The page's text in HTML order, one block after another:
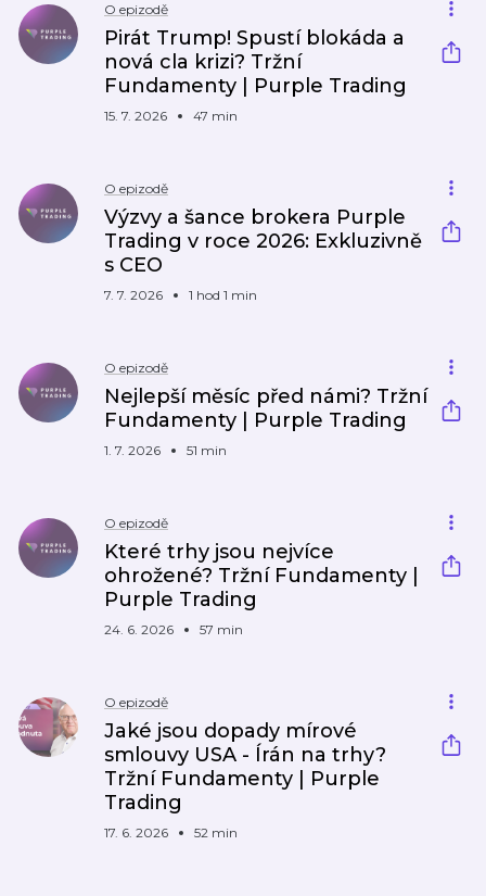
O epizodě
Pirát Trump! Spustí blokáda a
nová cla krizi? Tržní
Fundamenty | Purple Trading
15. 7. 2026 47 min
O epizodě
Výzvy a šance brokera Purple
Trading v roce 2026: Exkluzivně
s CEO
7. 7. 2026 1 hod 1 min
O epizodě
Nejlepší měsíc před námi? Tržní
Fundamenty | Purple Trading
1. 7. 2026 51 min
O epizodě
Které trhy jsou nejvíce
ohrožené? Tržní Fundamenty |
Purple Trading
24. 6. 2026 57 min
O epizodě
Jaké jsou dopady mírové
smlouvy USA - Írán na trhy?
Tržní Fundamenty | Purple
Trading
17. 6. 2026 52 min